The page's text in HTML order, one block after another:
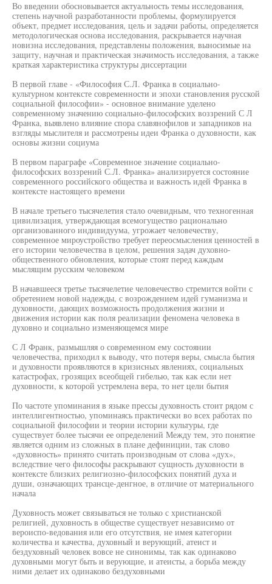
Во введении обосновывается актуальность темы исследования,
степень научной разработанности проблемы, формулируется
объект, предмет исследования, цель и задачи работы, определяется
методологическая основа исследования, раскрывается научная
новизна исследования, представлены положения, выносимые на
защиту, научная и практическая значимость исследования, а также
краткая характеристика структуры диссертации
В первой главе - «Философия С.Л. Франка в социально-
культурном контексте современности и эпохи становления русской
социальной философии» - основное внимание уделено
современному значению социально-философских воззрений С Л
Франка, выявлено влияние спора славянофилов и западников на
взгляды мыслителя и рассмотрены идеи Франка о духовности, как
основы жизни социума
В первом параграфе «Современное значение социально-
философских воззрений С.Л. Франка» анализируется состояние
современного российского общества и важность идей Франка в
контексте настоящего времени
В начале третьего тысячелетия стало очевидным, что техногенная
цивилизация, утверждающая всемогущество рационально
организованного индивидуума, угрожает человечеству,
современное мироустройство требует переосмысления ценностей в
его истории человечества в целом, решения задач духовно-
общественного обновления, которые стоят перед каждым
мыслящим русским человеком
В начавшееся третье тысячелетие человечество стремится войти с
обретением новой надежды, с возрождением идей гуманизма и
духовности, дающих возможность продолжения жизни и
движения истории как поля реализации феномена человека в
духовно и социально изменяющемся мире
С Л Франк, размышляя о современном ему состоянии
человечества, приходил к выводу, что потеря веры, смысла бытия
и духовности проявляются в кризисных явлениях, социальных
катастрофах, грозящих всеобщей гибелью, так как если нет
духовности, к которой устремлена вера, то нет цели бытия
По частоте упоминания в языке прессы духовность стоит рядом с
интеллигентностью, упоминаясь практически во всех работах по
социальной философии и теории истории культуры, где
существует более тысячи ее определений Между тем, это понятие
является одним из сложных в плане дефиниции, так слово
«духовность» принято считать производным от слова «дух»,
вследствие чего философы раскрывают сущность духовности в
контексте близких религиозно-философских понятий духа и
души, означающих трансце-денгное, в отличие от материального
начала
Духовность может связываться не только с христианской
религией, духовность в обществе существует независимо от
вероиспо-ведования или его отсутствия, не имея категории
количества и качества, духовный и верующий, атеист и
бездуховный человек вовсе не синонимы, так как одинаково
духовными могут быть и верующие, и атеисты, а борьба между
ними делает их одинаково бездуховными